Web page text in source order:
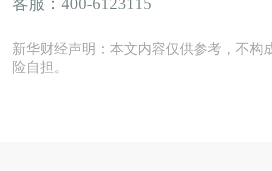
客服：400-6123115
新华财经声明：本文内容仅供参考，不构
险自担。